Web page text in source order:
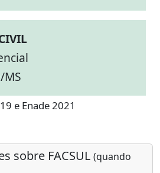
MS
e Enade 2021
sobre FACSUL (quando